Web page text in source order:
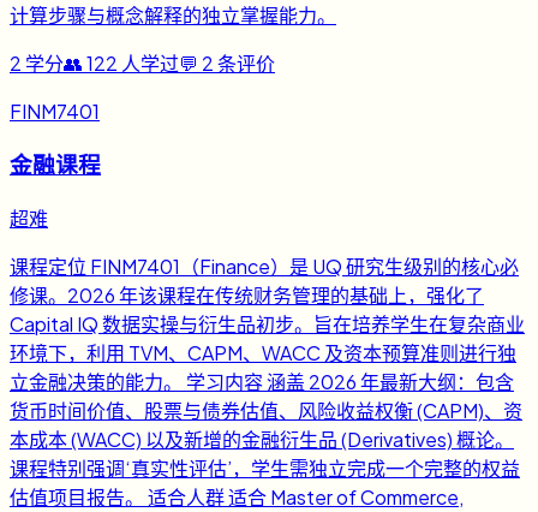
计算步骤与概念解释的独立掌握能力。
2 学分👥122 人学过💬 2条评价
FINM7401
金融课程
超难
课程定位 FINM7401（Finance）是 UQ 研究生级别的核心必
修课。2026 年该课程在传统财务管理的基础上，强化了
Capital IQ 数据实操与衍生品初步。旨在培养学生在复杂商业
环境下，利用 TVM、CAPM、WACC 及资本预算准则进行独
立金融决策的能力。 学习内容 涵盖 2026 年最新大纲：包含
货币时间价值、股票与债券估值、风险收益权衡 (CAPM)、资
本成本 (WACC) 以及新增的金融衍生品 (Derivatives) 概论。
课程特别强调‘真实性评估’，学生需独立完成一个完整的权益
估值项目报告。 适合人群 适合 Master of Commerce,